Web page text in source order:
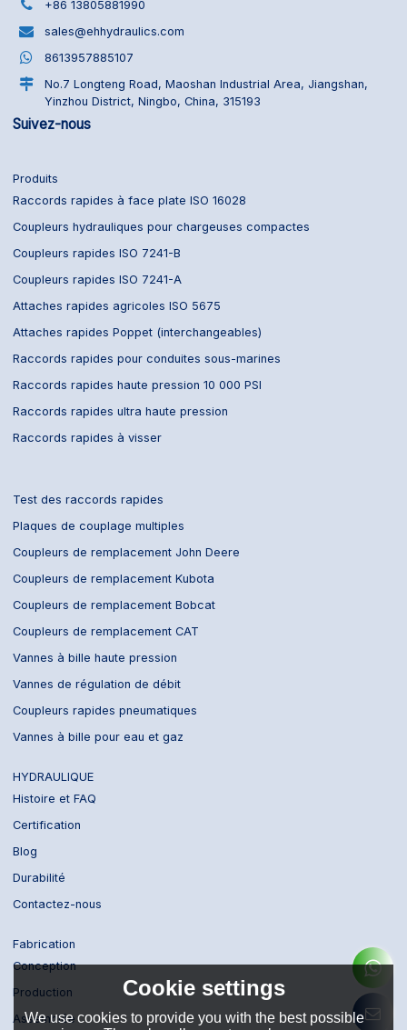
+86 13805881990
sales@ehhydraulics.com
8613957885107
No.7 Longteng Road, Maoshan Industrial Area, Jiangshan,
Yinzhou District, Ningbo, China, 315193
Suivez-nous
Produits
Raccords rapides à face plate ISO 16028
Coupleurs hydrauliques pour chargeuses compactes
Coupleurs rapides ISO 7241-B
Coupleurs rapides ISO 7241-A
Attaches rapides agricoles ISO 5675
Attaches rapides Poppet (interchangeables)
Raccords rapides pour conduites sous-marines
Raccords rapides haute pression 10 000 PSI
Raccords rapides ultra haute pression
Raccords rapides à visser
Test des raccords rapides
Plaques de couplage multiples
Coupleurs de remplacement John Deere
Coupleurs de remplacement Kubota
Coupleurs de remplacement Bobcat
Coupleurs de remplacement CAT
Vannes à bille haute pression
Vannes de régulation de débit
Coupleurs rapides pneumatiques
Vannes à bille pour eau et gaz
HYDRAULIQUE
Histoire et FAQ
Certification
Blog
Durabilité
Contactez-nous
Fabrication
Conception
Production
Assemblée
Cookie settings
We use cookies to provide you with the best possible